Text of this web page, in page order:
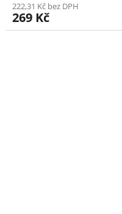
222,31 Kč bez DPH
269 Kč